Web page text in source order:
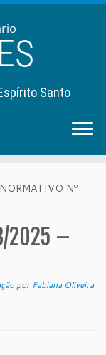
Santo
Nº
2025 –
porFabiana Oliveira